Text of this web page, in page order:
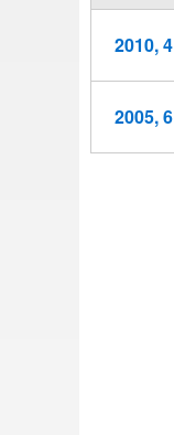
2010, 4
2005, 6